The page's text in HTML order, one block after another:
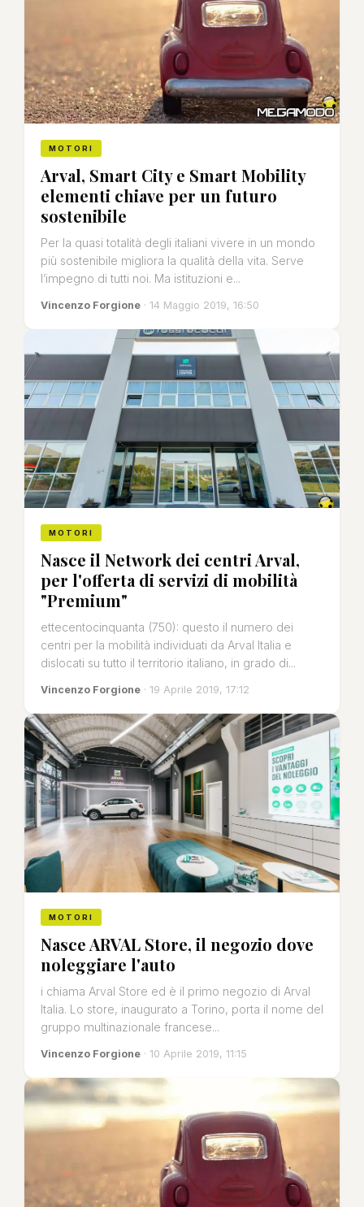
MOTORI
Arval, Smart City e Smart Mobility
elementi chiave per un futuro
sostenibile
Per la quasi totalità degli italiani vivere in un mondo
più sostenibile migliora la qualità della vita. Serve
l’impegno di tutti noi. Ma istituzioni e...
Vincenzo Forgione · 14 Maggio 2019, 16:50
MOTORI
Nasce il Network dei centri Arval,
per l'offerta di servizi di mobilità
"Premium"
ettecentocinquanta (750): questo il numero dei
centri per la mobilità individuati da Arval Italia e
dislocati su tutto il territorio italiano, in grado di...
Vincenzo Forgione · 19 Aprile 2019, 17:12
MOTORI
Nasce ARVAL Store, il negozio dove
noleggiare l'auto
i chiama Arval Store ed è il primo negozio di Arval
Italia. Lo store, inaugurato a Torino, porta il nome del
gruppo multinazionale francese...
Vincenzo Forgione · 10 Aprile 2019, 11:15